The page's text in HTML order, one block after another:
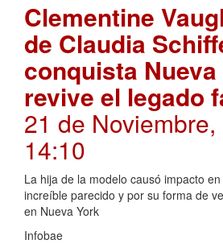
Clementine
de Claudia
conquista
revive el legado
21 de
14:10
La hija de la modelo causó impacto
increíble parecido y por su forma de
en Nueva York
Infobae